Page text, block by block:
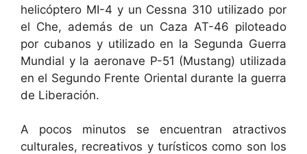
helicóptero MI-4 y un Cessna 310 utilizado por
el Che, además de un Caza AT-46 piloteado
por cubanos y utilizado en la Segunda Guerra
Mundial y la aeronave P-51 (Mustang) utilizada
en el Segundo Frente Oriental durante la guerra
de Liberación.
A pocos minutos se encuentran atractivos
culturales, recreativos y turísticos como son los